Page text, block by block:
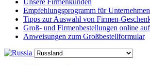
Unsere Firmenkunden
Empfehlungsprogramm für Unternehmen
Tipps zur Auswahl von Firmen-
Groß- und Firmenbestellungen online
Anweisungen zum Großbestellformular